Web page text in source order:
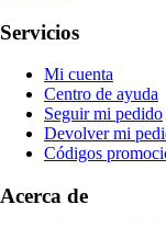
Servicios
Mi cuenta
Centro de ayuda
Seguir mi pedido
Devolver mi
Códigos
Acerca de